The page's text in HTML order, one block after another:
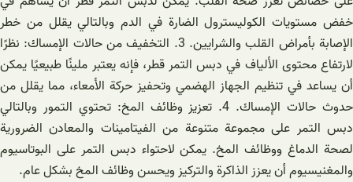
خفض مستويات الكوليسترول الضارة في الدم وبالتالي يقلل من خطر
الإصابة بأمراض القلب والشرايين. 3. التخفيف من حالات الإمساك: نظرًا
لارتفاع محتوى الألياف في دبس التمر قطر، فإنه يعتبر ملينًا طبيعيًا يمكن
أن يساعد في تنظيم الجهاز الهضمي وتحفيز حركة الأمعاء، مما يقلل من
حدوث حالات الإمساك. 4. تعزيز وظائف المخ: تحتوي التمور وبالتالي
دبس التمر على مجموعة متنوعة من الفيتامينات والمعادن الضرورية
لصحة الدماغ ووظائف المخ. يمكن لاحتواء دبس التمر على البوتاسيوم
والمغنيسيوم أن يعزز الذاكرة والتركيز ويحسن وظائف المخ بشكل عام.